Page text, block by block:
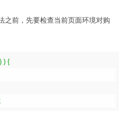
之前，先要检查当前页面环境对购
) ) {
;